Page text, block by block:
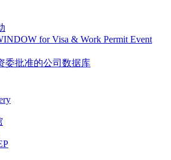
for Visa & Work Permit Event
委批准的公司数据库